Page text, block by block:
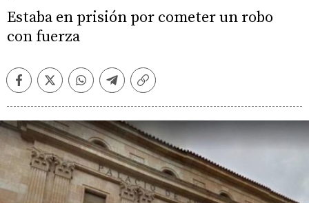
Estaba en prisión por cometer un robo
con fuerza
FacebookTwitterWhatsappTelegramCopiar